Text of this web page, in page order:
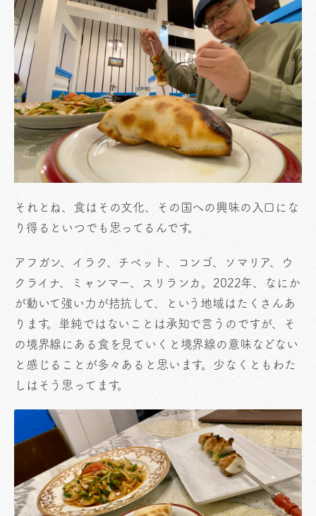
それとね、食はその文化、その国への興味の入口にな
り得るといつでも思ってるんです。
アフガン、イラク、チベット、コンゴ、ソマリア、ウ
クライナ、ミャンマー、スリランカ。2022年、なにか
が動いて強い力が拮抗して、という地域はたくさんあ
ります。単純ではないことは承知で言うのですが、そ
の境界線にある食を見ていくと境界線の意味などない
と感じることが多々あると思います。少なくともわた
しはそう思ってます。